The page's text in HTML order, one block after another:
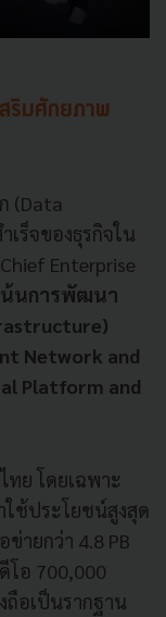
ริมศักยภาพ
(Data
ร็จของธุรกิจใน
Enterprise
น้นการพัฒนา
Network and
Platform and
ทย โดยเฉพาะ
ใช้ประโยชน์สูงสุด
ายกว่า 4.8 PB
โอ 700,000
อเป็นรากฐาน